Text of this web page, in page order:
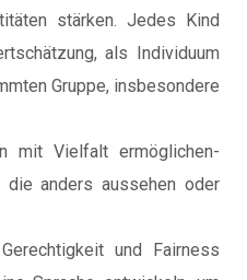
stärken. Jedes Kind
als Individuum
Gruppe, insbesondere
mit Vielfalt ermöglichen-
die anders aussehen oder
und Fairness